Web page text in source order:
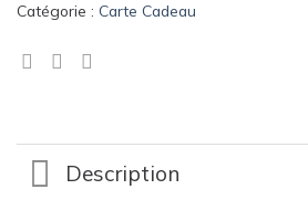
Catégorie : Carte Cadeau
Description